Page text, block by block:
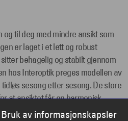
og til deg med mindre ansikt som
er laget i et lett og robust
behagelig og stabilt gjennom
hos Interoptik preges modellen av
sesong etter sesong. De store
at ansiktet får en harmonisk
Bruk av informasjonskapsler